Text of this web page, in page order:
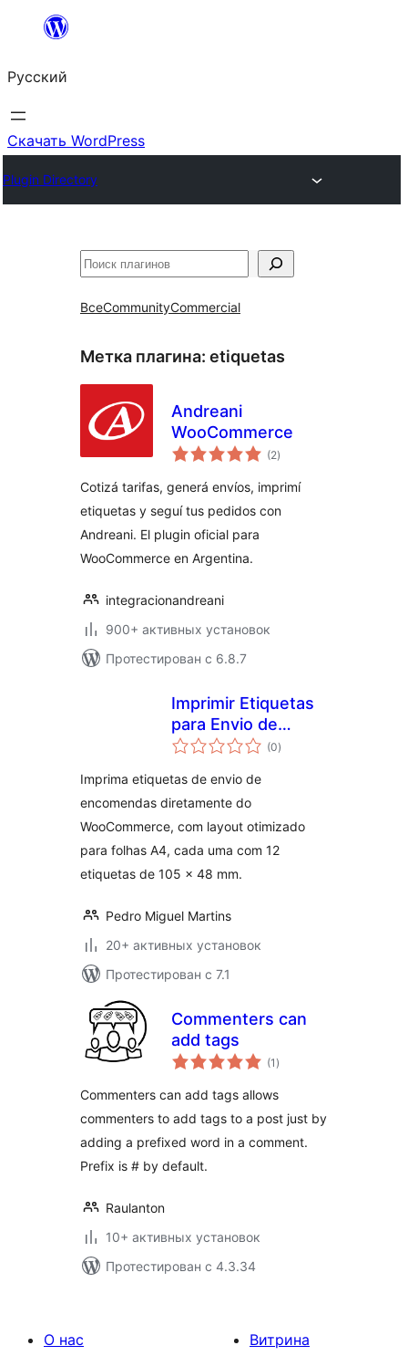
Перейти
содержимому
Русский
Скачать WordPress
Plugin Directory
Поиск
ВсеCommunityCommercial
Метка плагина: etiquetas
Andreani
WooCommerce
(2общий
рейтинг
)
Cotizá tarifas, generá envíos, imprimí
etiquetas y seguí tus pedidos con
Andreani. El plugin oficial para
WooCommerce en Argentina.
integracionandreani
900+ активных установок
Протестирован с 6.8.7
Imprimir Etiquetas
para Envio de
Encomendas(0общий
рейтинг
)
Imprima etiquetas de envio de
encomendas diretamente do
WooCommerce, com layout otimizado
para folhas A4, cada uma com 12
etiquetas de 105 x 48 mm.
Pedro Miguel Martins
20+ активных установок
Протестирован с 7.1
Commenters can
add tags
(1 общий
рейтинг
)
Commenters can add tags allows
commenters to add tags to a post just by
adding a prefixed word in a comment.
Prefix is # by default.
Raulanton
10+ активных установок
Протестирован с 4.3.34
О нас
Витрина